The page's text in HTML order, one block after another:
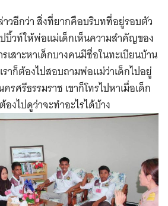
วอีกว่า สิ่งที่ยากคือบริบทที่อยู่รอบตัว
ปบิ้วท์ให้พ่อแม่เด็กเห็นความสำคัญของ
เสาะหาเด็กบางคนมีชื่อในทะเบียนบ้าน
าก็ต้องไปสอบถามพ่อแม่ว่าเด็กไปอยู่
ศรีธรรมราช เขาก็โทรไปหาเมื่อเด็ก
องไปดูว่าจะทำอะไรได้บ้าง